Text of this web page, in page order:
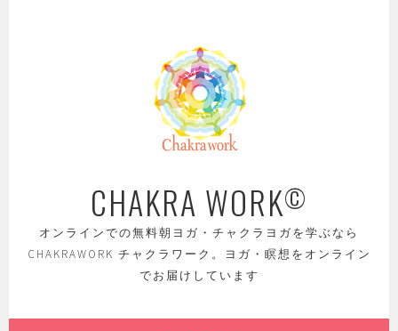
CHAKRA WORK©
オンラインでの無料朝ヨガ・チャクラヨガを学ぶなら
CHAKRAWORK チャクラワーク。ヨガ・瞑想をオンライン
でお届けしています